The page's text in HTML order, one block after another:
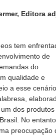
Editora
tem
de
do
qualidade e
a esse cenário
dos produtos
No entanto,
preocupação